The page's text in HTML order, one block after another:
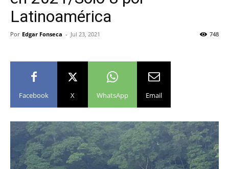
Latinoamérica
Por Edgar Fonseca - Jul 23, 2021 748
Facebook X WhatsApp Email